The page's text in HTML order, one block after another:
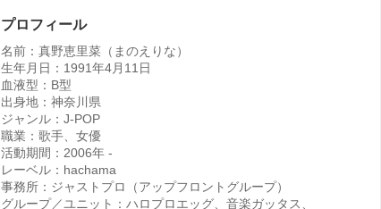
プロフィール
名前：真野恵里菜（まのえりな）
生年月日：1991年4月11日
血液型：B型
出身地：神奈川県
ジャンル：J-POP
職業：歌手、女優
活動期間：2006年 -
レーベル：hachama
事務所：ジャストプロ（アップフロントグループ）
グループ／ユニット：ハロプロエッグ、音楽ガッタス、